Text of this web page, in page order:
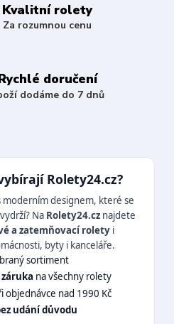
Kvalitní rolety
Za rozumnou cenu
doručení
dodáme do 7 dnů
Rolety24.cz?
moderním designem, které se
Na Rolety24.cz najdete
a zatemňovací rolety i
byty i kanceláře.
sortiment
na všechny rolety
objednávce nad 1990 Kč
udání důvodu